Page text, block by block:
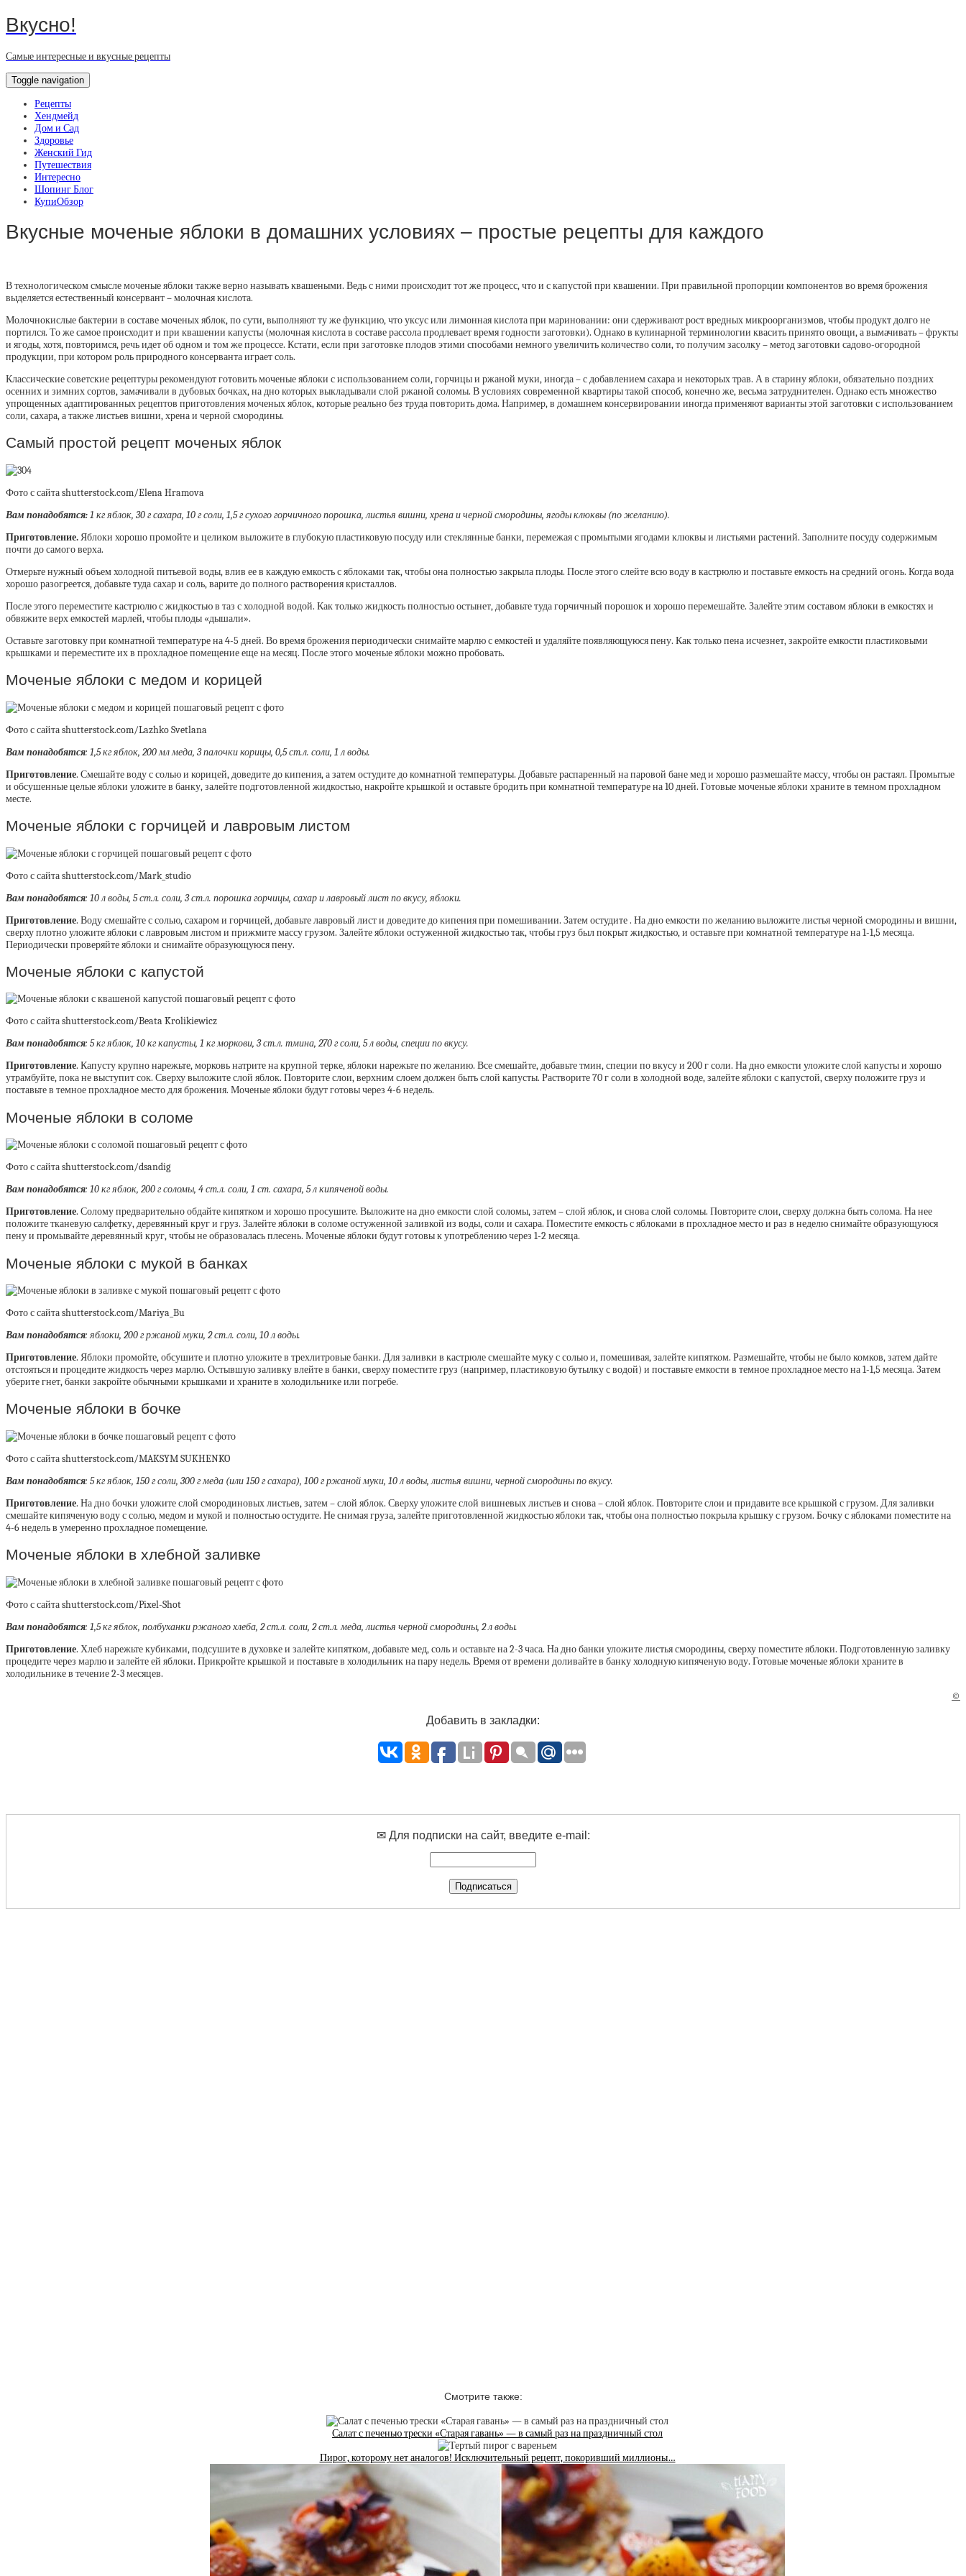
Вкусно!
Самые интересные и вкусные рецепты
Toggle navigation
Рецепты
Хендмейд
Дом и Сад
Здоровье
Женский Гид
Путешествия
Интересно
Шопинг Блог
КупиОбзор
Вкусные моченые яблоки в домашних условиях – простые рецепты для каждого
В технологическом смысле моченые яблоки также верно называть квашеными. Ведь с ними происходит тот же процесс, что и с капустой при квашении. При правильной пропорции компонентов во время брожения
выделяется естественный консервант – молочная кислота.
Молочнокислые бактерии в составе моченых яблок, по сути, выполняют ту же функцию, что уксус или лимонная кислота при мариновании: они сдерживают рост вредных микроорганизмов, чтобы продукт долго не
портился. То же самое происходит и при квашении капусты (молочная кислота в составе рассола продлевает время годности заготовки). Однако в кулинарной терминологии квасить принято овощи, а вымачивать – фрукты
и ягоды, хотя, повторимся, речь идет об одном и том же процессе. Кстати, если при заготовке плодов этими способами немного увеличить количество соли, то получим засолку – метод заготовки садово-огородной
продукции, при котором роль природного консерванта играет соль.
Классические советские рецептуры рекомендуют готовить моченые яблоки с использованием соли, горчицы и ржаной муки, иногда – с добавлением сахара и некоторых трав. А в старину яблоки, обязательно поздних
осенних и зимних сортов, замачивали в дубовых бочках, на дно которых выкладывали слой ржаной соломы. В условиях современной квартиры такой способ, конечно же, весьма затруднителен. Однако есть множество
упрощенных адаптированных рецептов приготовления моченых яблок, которые реально без труда повторить дома. Например, в домашнем консервировании иногда применяют варианты этой заготовки с использованием
соли, сахара, а также листьев вишни, хрена и черной смородины.
Самый простой рецепт моченых яблок
Фото с сайта shutterstock.com/Elena Hramova
Вам понадобятся:1 кг яблок, 30 г сахара, 10 г соли, 1,5 г сухого горчичного порошка, листья вишни, хрена и черной смородины, ягоды клюквы (по желанию).
Приготовление.Яблоки хорошо промойте и целиком выложите в глубокую пластиковую посуду или стеклянные банки, перемежая с промытыми ягодами клюквы и листьями растений. Заполните посуду содержимым
почти до самого верха.
Отмерьте нужный объем холодной питьевой воды, влив ее в каждую емкость с яблоками так, чтобы она полностью закрыла плоды. После этого слейте всю воду в кастрюлю и поставьте емкость на средний огонь. Когда вода
хорошо разогреется, добавьте туда сахар и соль, варите до полного растворения кристаллов.
После этого переместите кастрюлю с жидкостью в таз с холодной водой. Как только жидкость полностью остынет, добавьте туда горчичный порошок и хорошо перемешайте. Залейте этим составом яблоки в емкостях и
обвяжите верх емкостей марлей, чтобы плоды «дышали».
Оставьте заготовку при комнатной температуре на 4-5 дней. Во время брожения периодически снимайте марлю с емкостей и удаляйте появляющуюся пену. Как только пена исчезнет, закройте емкости пластиковыми
крышками и переместите их в прохладное помещение еще на месяц. После этого моченые яблоки можно пробовать.
Моченые яблоки с медом и корицей
Фото с сайта shutterstock.com/Lazhko Svetlana
Вам понадобятся: 1,5 кг яблок, 200 мл меда, 3 палочки корицы, 0,5 ст.л. соли, 1 л воды.
Приготовление. Смешайте воду с солью и корицей, доведите до кипения, а затем остудите до комнатной температуры. Добавьте распаренный на паровой бане мед и хорошо размешайте массу, чтобы он растаял. Промытые
и обсушенные целые яблоки уложите в банку, залейте подготовленной жидкостью, накройте крышкой и оставьте бродить при комнатной температуре на 10 дней. Готовые моченые яблоки храните в темном прохладном
месте.
Моченые яблоки с горчицей и лавровым листом
Фото с сайта shutterstock.com/Mark_studio
Вам понадобятся: 10 л воды, 5 ст.л. соли, 3 ст.л. порошка горчицы, сахар и лавровый лист по вкусу, яблоки.
Приготовление. Воду смешайте с солью, сахаром и горчицей, добавьте лавровый лист и доведите до кипения при помешивании. Затем остудите . На дно емкости по желанию выложите листья черной смородины и вишни,
сверху плотно уложите яблоки с лавровым листом и прижмите массу грузом. Залейте яблоки остуженной жидкостью так, чтобы груз был покрыт жидкостью, и оставьте при комнатной температуре на 1-1,5 месяца.
Периодически проверяйте яблоки и снимайте образующуюся пену.
Моченые яблоки с капустой
Фото с сайта shutterstock.com/Beata Krolikiewicz
Вам понадобятся: 5 кг яблок, 10 кг капусты, 1 кг моркови, 3 ст.л. тмина, 270 г соли, 5 л воды, специи по вкусу.
Приготовление. Капусту крупно нарежьте, морковь натрите на крупной терке, яблоки нарежьте по желанию. Все смешайте, добавьте тмин, специи по вкусу и 200 г соли. На дно емкости уложите слой капусты и хорошо
утрамбуйте, пока не выступит сок. Сверху выложите слой яблок. Повторите слои, верхним слоем должен быть слой капусты. Растворите 70 г соли в холодной воде, залейте яблоки с капустой, сверху положите груз и
поставьте в темное прохладное место для брожения. Моченые яблоки будут готовы через 4-6 недель.
Моченые яблоки в соломе
Фото с сайта shutterstock.com/dsandig
Вам понадобятся: 10 кг яблок, 200 г соломы, 4 ст.л. соли, 1 ст. сахара, 5 л кипяченой воды.
Приготовление. Солому предварительно обдайте кипятком и хорошо просушите. Выложите на дно емкости слой соломы, затем – слой яблок, и снова слой соломы. Повторите слои, сверху должна быть солома. На нее
положите тканевую салфетку, деревянный круг и груз. Залейте яблоки в соломе остуженной заливкой из воды, соли и сахара. Поместите емкость с яблоками в прохладное место и раз в неделю снимайте образующуюся
пену и промывайте деревянный круг, чтобы не образовалась плесень. Моченые яблоки будут готовы к употреблению через 1-2 месяца.
Моченые яблоки с мукой в банках
Фото с сайта shutterstock.com/Mariya_Bu
Вам понадобятся:яблоки, 200 г ржаной муки, 2 ст.л. соли, 10 л воды.
Приготовление. Яблоки промойте, обсушите и плотно уложите в трехлитровые банки. Для заливки в кастрюле смешайте муку с солью и, помешивая, залейте кипятком. Размешайте, чтобы не было комков, затем дайте
отстояться и процедите жидкость через марлю. Остывшую заливку влейте в банки, сверху поместите груз (например, пластиковую бутылку с водой) и поставьте емкости в темное прохладное место на 1-1,5 месяца. Затем
уберите гнет, банки закройте обычными крышками и храните в холодильнике или погребе.
Моченые яблоки в бочке
Фото с сайта shutterstock.com/MAKSYM SUKHENKO
Вам понадобятся: 5 кг яблок, 150 г соли, 300 г меда (или 150 г сахара), 100 г ржаной муки, 10 л воды, листья вишни, черной смородины по вкусу.
Приготовление. На дно бочки уложите слой смородиновых листьев, затем – слой яблок. Сверху уложите слой вишневых листьев и снова – слой яблок. Повторите слои и придавите все крышкой с грузом. Для заливки
смешайте кипяченую воду с солью, медом и мукой и полностью остудите. Не снимая груза, залейте приготовленной жидкостью яблоки так, чтобы она полностью покрыла крышку с грузом. Бочку с яблоками поместите на
4-6 недель в умеренно прохладное помещение.
Моченые яблоки в хлебной заливке
Фото с сайта shutterstock.com/Pixel-Shot
Вам понадобятся: 1,5 кг яблок, полбуханки ржаного хлеба, 2 ст.л. соли, 2 ст.л. меда, листья черной смородины, 2 л воды.
Приготовление. Хлеб нарежьте кубиками, подсушите в духовке и залейте кипятком, добавьте мед, соль и оставьте на 2-3 часа. На дно банки уложите листья смородины, сверху поместите яблоки. Подготовленную заливку
процедите через марлю и залейте ей яблоки. Прикройте крышкой и поставьте в холодильник на пару недель. Время от времени доливайте в банку холодную кипяченую воду. Готовые моченые яблоки храните в
холодильнике в течение 2-3 месяцев.
©
Добавить в закладки:
✉ Для подписки на сайт, введите e-mail:
Смотрите также:
Салат с печенью трески «Старая гавань» — в самый раз на праздничный стол
Пирог, которому нет аналогов! Исключительный рецепт, покоривший миллионы…